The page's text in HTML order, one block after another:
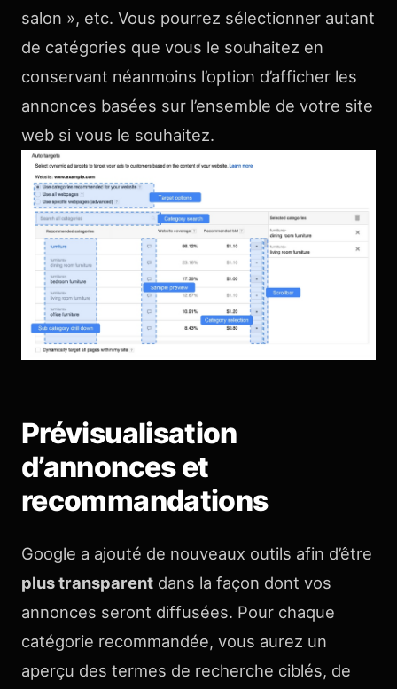
salon », etc. Vous pourrez sélectionner autant
de catégories que vous le souhaitez en
conservant néanmoins l’option d’afficher les
annonces basées sur l’ensemble de votre site
web si vous le souhaitez.
Prévisualisation
d’annonces et
recommandations
Google a ajouté de nouveaux outils afin d’être
plus transparent dans la façon dont vos
annonces seront diffusées. Pour chaque
catégorie recommandée, vous aurez un
aperçu des termes de recherche ciblés, de